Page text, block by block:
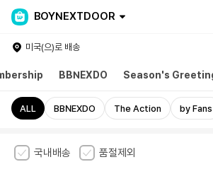
BOYNEXTDOOR
미국(으)로 배송
BBNEXDO Season's
ALL BBNEXDO The Action by Fans
국내배송 품절제외